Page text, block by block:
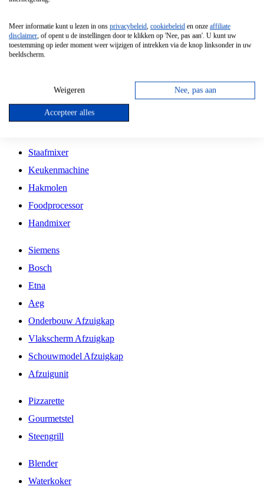
Vrijstaande Magnetron
Vrijstaande Kookplaat
Inbouw Gaskookplaat
Inbouw Keramische Kookplaat
Kookplaat Accessoires
Staafmixer
Keukenmachine
Hakmolen
Foodprocessor
Handmixer
Siemens
Bosch
Etna
Aeg
Onderbouw Afzuigkap
Vlakscherm Afzuigkap
Schouwmodel Afzuigkap
Afzuigunit
Pizzarette
Gourmetstel
Steengrill
Blender
Waterkoker
Meer informatie kunt u lezen in ons privacybeleid, cookiebeleid en onze affiliate
disclaimer, of opent u de instellingen door te klikken op 'Nee, pas aan'. U kunt uw
toestemming op ieder moment weer wijzigen of intrekken via de knop linksonder in uw
beeldscherm.
Weigeren Nee, pas aan
Accepteer alles